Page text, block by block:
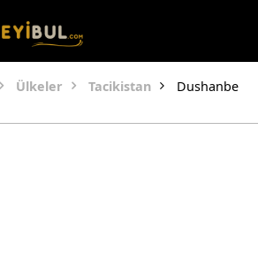
Ülkeler Tacikistan Dushanbe